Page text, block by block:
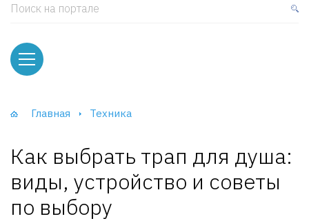
Поиск на портале
Главная Техника
Как выбрать трап для душа:
виды, устройство и советы
по выбору
и тумбы
и Шкафы-Купе